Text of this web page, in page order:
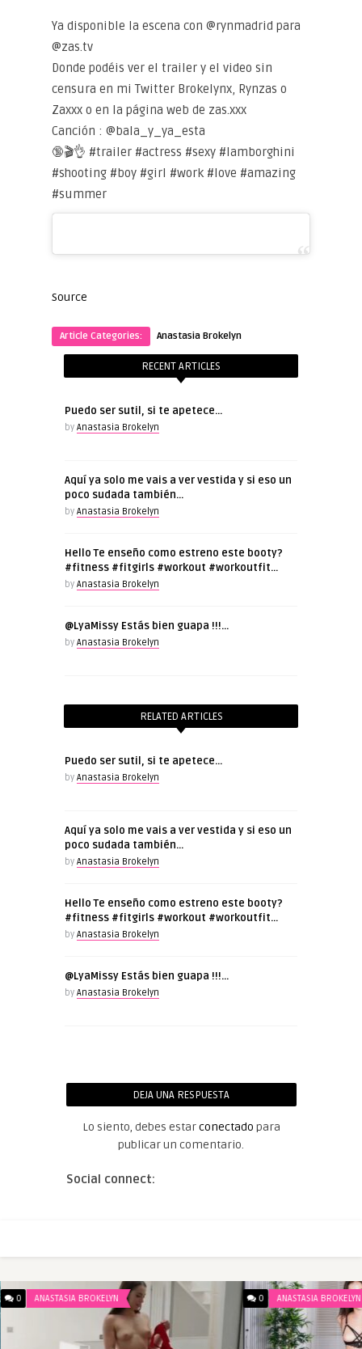
Ya disponible la escena con @rynmadrid para
@zas.tv
Donde podéis ver el trailer y el video sin
censura en mi Twitter Brokelynx, Rynzas o
Zaxxx o en la página web de zas.xxx
Canción : @bala_y_ya_esta
🔞🎬👌 #trailer #actress #sexy #lamborghini
#shooting #boy #girl #work #love #amazing
#summer
Source
Article Categories: Anastasia Brokelyn
RECENT ARTICLES
Puedo ser sutil, si te apetece…
by Anastasia Brokelyn
Aquí ya solo me vais a ver vestida y si eso un
poco sudada también…
by Anastasia Brokelyn
Hello Te enseño como estreno este booty?
#fitness #fitgirls #workout #workoutfit…
by Anastasia Brokelyn
@LyaMissy Estás bien guapa !!!…
by Anastasia Brokelyn
RELATED ARTICLES
Puedo ser sutil, si te apetece…
by Anastasia Brokelyn
Aquí ya solo me vais a ver vestida y si eso un
poco sudada también…
by Anastasia Brokelyn
Hello Te enseño como estreno este booty?
#fitness #fitgirls #workout #workoutfit…
by Anastasia Brokelyn
@LyaMissy Estás bien guapa !!!…
by Anastasia Brokelyn
DEJA UNA RESPUESTA
Lo siento, debes estarconectado para
publicar un comentario.
Social connect:
0 ANASTASIA BROKELYN 0 ANASTASIA BROKELYN